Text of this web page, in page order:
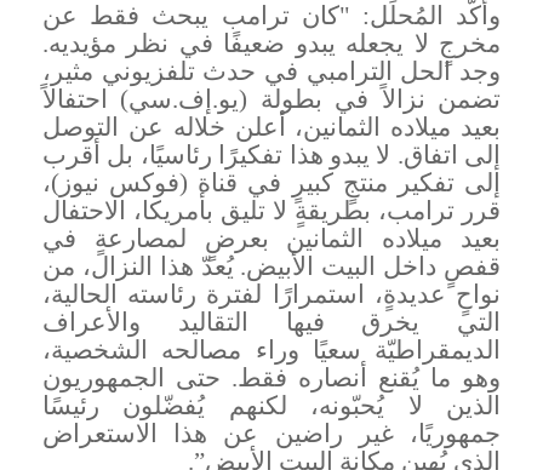
وأكّد المُحلِّل: "كان ترامب يبحث فقط عن
مخرجٍ لا يجعله يبدو ضعيفًا في نظر مؤيديه.
وجد الحل الترامبي في حدث تلفزيوني مثير،
تضمن نزالاً في بطولة (يو.إف.سي) احتفالاً
بعيد ميلاده الثمانين، أعلن خلاله عن التوصل
إلى اتفاق. لا يبدو هذا تفكيرًا رئاسيًا، بل أقرب
إلى تفكير منتجٍ كبيرٍ في قناة (فوكس نيوز)،
قرر ترامب، بطريقةٍ لا تليق بأمريكا، الاحتفال
بعيد ميلاده الثمانين بعرضٍ لمصارعةٍ في
قفصٍ داخل البيت الأبيض. يُعدّ هذا النزال، من
نواحٍ عديدةٍ، استمرارًا لفترة رئاسته الحالية،
التي يخرق فيها التقاليد والأعراف
الديمقراطيّة سعيًا وراء مصالحه الشخصية،
وهو ما يُقنع أنصاره فقط. حتى الجمهوريون
الذين لا يُحبّونه، لكنهم يُفضّلون رئيسًا
جمهوريًا، غير راضين عن هذا الاستعراض
الذي يُهين مكانة البيت الأبيض”.